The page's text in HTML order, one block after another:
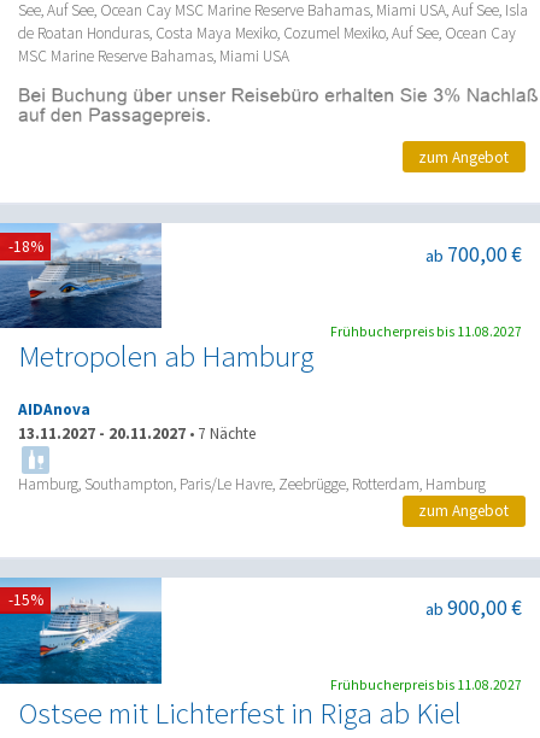
See, Auf See, Ocean Cay MSC Marine Reserve Bahamas, Miami USA, Auf See, Isla
de Roatan Honduras, Costa Maya Mexiko, Cozumel Mexiko, Auf See, Ocean Cay
MSC Marine Reserve Bahamas, Miami USA
zum Angebot
Metropolen ab Hamburg
ab 700,00 €
AIDAnova
13.11.2027 - 20.11.2027 • 7 Nächte
Hamburg, Southampton, Paris/Le Havre, Zeebrügge, Rotterdam, Hamburg
-18%
Frühbucherpreis bis 11.08.2027
zum Angebot
Ostsee mit Lichterfest in Riga ab Kiel
ab 900,00 €
-15%
Frühbucherpreis bis 11.08.2027